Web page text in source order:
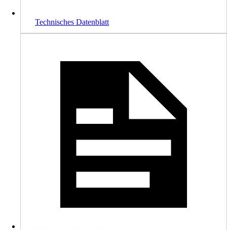
Technisches Datenblatt